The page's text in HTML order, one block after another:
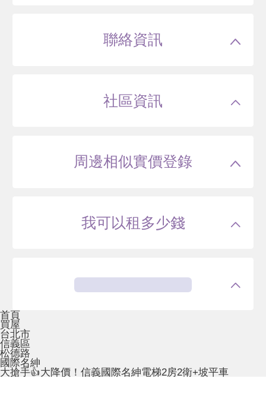
聯絡資訊
社區資訊
周邊相似實價登錄
我可以租多少錢
首頁
買屋
台北市
信義區
松德路
國際名紳
大搶手👍大降價！信義國際名紳電梯2房2衛+坡平車